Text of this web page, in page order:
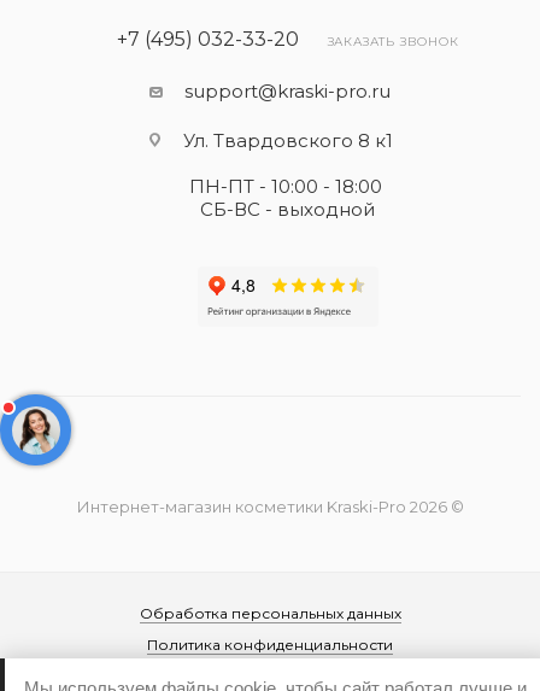
+7 (495) 032-33-20 ЗАКАЗАТЬ ЗВОНОК
support@kraski-pro.ru
Ул. Твардовского 8 к1
ПН-ПТ - 10:00 - 18:00
СБ-ВС - выходной
Интернет-магазин косметики Kraski-Pro 2026 ©
Обработка персональных данных
Политика конфиденциальности